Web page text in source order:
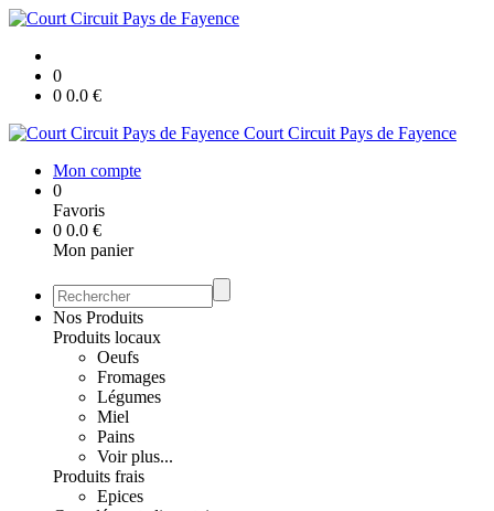
0
0 0.0 €
Court Circuit Pays de Fayence
Mon compte
0
Favoris
0 0.0 €
Mon panier
Nos Produits
Produits locaux
Oeufs
Fromages
Légumes
Miel
Pains
Voir plus...
Produits frais
Epices